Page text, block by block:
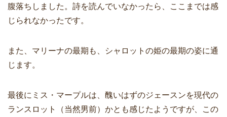
腹落ちしました。詩を読んでいなかったら、ここまでは感
じられなかったです。
また、マリーナの最期も、シャロットの姫の最期の姿に通
じます。
最後にミス・マープルは、醜いはずのジェースンを現代の
ランスロット（当然男前）かとも感じたようですが、この